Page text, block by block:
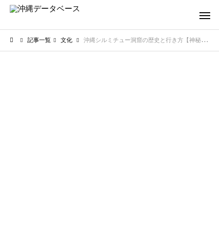
記事一覧 文化 沖縄シルミチュー洞窟の歴史と行き方【神秘伝説を解き明かす】